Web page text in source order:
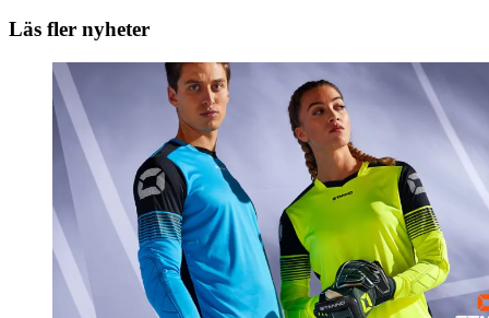
Läs fler nyheter